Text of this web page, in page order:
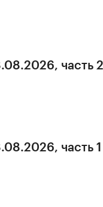
часть 2
часть 1